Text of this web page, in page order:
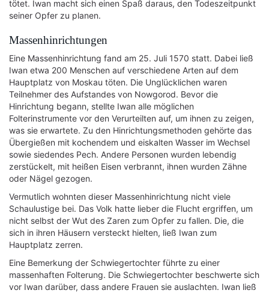
tötet. Iwan macht sich einen Spaß daraus, den Todeszeitpunkt
seiner Opfer zu planen.
Massenhinrichtungen
Eine Massenhinrichtung fand am 25. Juli 1570 statt. Dabei ließ
Iwan etwa 200 Menschen auf verschiedene Arten auf dem
Hauptplatz von Moskau töten. Die Unglücklichen waren
Teilnehmer des Aufstandes von Nowgorod. Bevor die
Hinrichtung begann, stellte Iwan alle möglichen
Folterinstrumente vor den Verurteilten auf, um ihnen zu zeigen,
was sie erwartete. Zu den Hinrichtungsmethoden gehörte das
Übergießen mit kochendem und eiskalten Wasser im Wechsel
sowie siedendes Pech. Andere Personen wurden lebendig
zerstückelt, mit heißen Eisen verbrannt, ihnen wurden Zähne
oder Nägel gezogen.
Vermutlich wohnten dieser Massenhinrichtung nicht viele
Schaulustige bei. Das Volk hatte lieber die Flucht ergriffen, um
nicht selbst der Wut des Zaren zum Opfer zu fallen. Die, die
sich in ihren Häusern versteckt hielten, ließ Iwan zum
Hauptplatz zerren.
Eine Bemerkung der Schwiegertochter führte zu einer
massenhaften Folterung. Die Schwiegertochter beschwerte sich
vor Iwan darüber, dass andere Frauen sie auslachten. Iwan ließ